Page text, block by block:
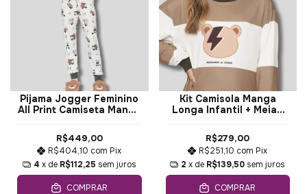
Pijama Jogger Feminino
All Print Camiseta Manga
- Lua Luá
R$449,00
R$404,10 com Pix
4 x de R$112,25 sem juros
COMPRAR
Kit Camisola Manga
Longa Infantil + Meiao
R$279,00
R$251,10 com Pix
2 x de R$139,50 sem juros
COMPRAR